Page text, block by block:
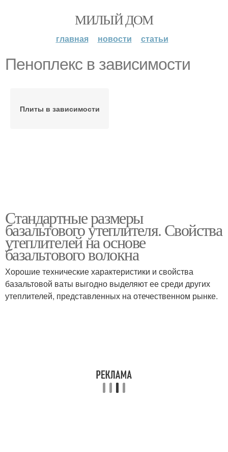
МИЛЫЙ ДОМ
главная новости статьи
Пеноплекс в зависимости
Плиты в зависимости
Стандартные размеры
базальтового утеплителя. Свойства
утеплителей на основе
базальтового волокна
Хорошие технические характеристики и свойства
базальтовой ваты выгодно выделяют ее среди других
утеплителей, представленных на отечественном рынке.